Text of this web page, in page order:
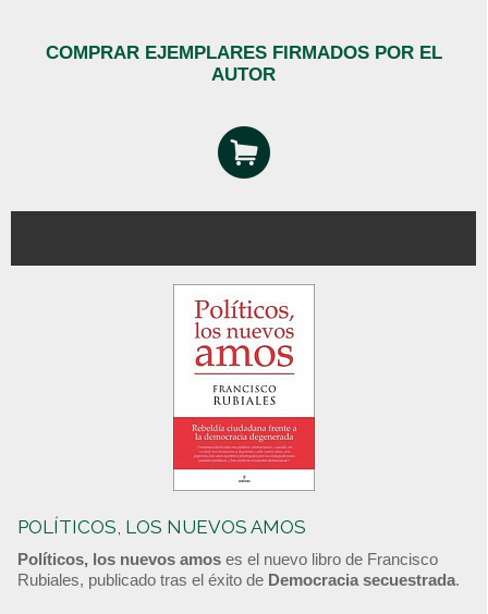
COMPRAR EJEMPLARES FIRMADOS POR EL
AUTOR
POLÍTICOS, LOS NUEVOS AMOS
Políticos, los nuevos amos es el nuevo libro de Francisco
Rubiales, publicado tras el éxito de Democracia secuestrada.